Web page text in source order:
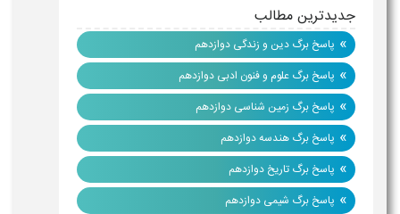
جدیدترین مطالب
» پاسخ برگ دین و زندگی دوازدهم
» پاسخ برگ علوم و فنون ادبی دوازدهم
» پاسخ برگ زمین شناسی دوازدهم
» پاسخ برگ هندسه دوازدهم
» پاسخ برگ تاریخ دوازدهم
» پاسخ برگ شیمی دوازدهم